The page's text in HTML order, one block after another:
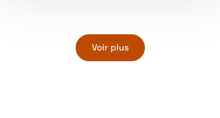
Voir plus